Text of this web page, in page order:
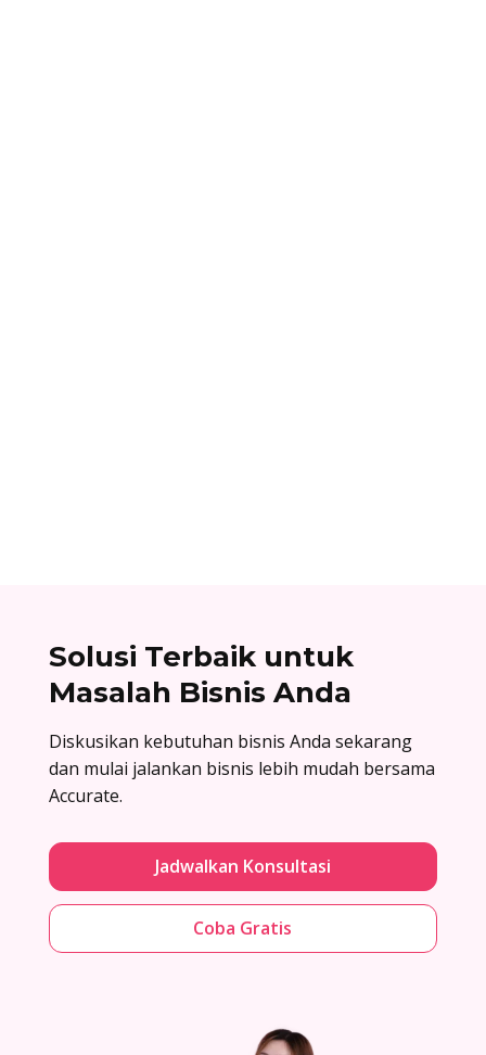
Solusi Terbaik untuk
Masalah Bisnis Anda
Diskusikan kebutuhan bisnis Anda sekarang
dan mulai jalankan bisnis lebih mudah bersama
Accurate.
Jadwalkan Konsultasi
Coba Gratis